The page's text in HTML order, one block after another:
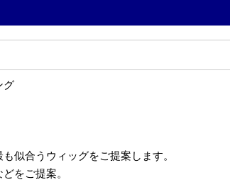
グ
似合うウィッグをご提案します。
をご提案。